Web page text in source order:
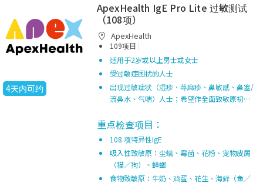
4天内可约
ApexHealth IgE Pro Lite 过敏测试
（108项）
ApexHealth
109项目 |
适用于2岁或以上男士或女士
受过敏症困扰的人士
出现过敏症状（湿疹、荨麻疹、鼻敏感、鼻塞/
流鼻水、气喘）人士；希望作全面致敏原初…
重点检查项目：
108 项特异性IgE
吸入性致敏原：尘螨、霉菌、花粉、宠物皮屑
（猫／狗）、蟑螂
食物致敏原：牛奶、鸡蛋、花生、海鲜（鱼／